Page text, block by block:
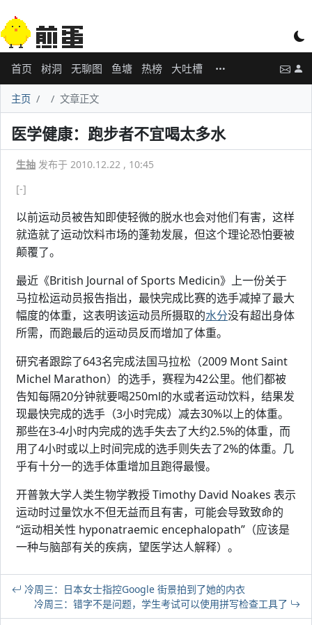
首页 树洞 无聊图 鱼塘 热榜 大吐槽
主页 文章正文
医学健康：跑步者不宜喝太多水
生抽 发布于 2010.12.22 , 10:45
[-]
以前运动员被告知即使轻微的脱水也会对他们有害，这样
就造就了运动饮料市场的蓬勃发展，但这个理论恐怕要被
颠覆了。
最近《British Journal of Sports Medicin》上一份关于
马拉松运动员报告指出，最快完成比赛的选手减掉了最大
幅度的体重，这表明该运动员所摄取的水分没有超出身体
所需，而跑最后的运动员反而增加了体重。
研究者跟踪了643名完成法国马拉松（2009 Mont Saint
Michel Marathon）的选手，赛程为42公里。他们都被
告知每隔20分钟就要喝250ml的水或者运动饮料，结果发
现最快完成的选手（3小时完成）减去30%以上的体重。
那些在3-4小时内完成的选手失去了大约2.5%的体重，而
用了4小时或以上时间完成的选手则失去了2%的体重。几
乎有十分一的选手体重增加且跑得最慢。
开普敦大学人类生物学教授 Timothy David Noakes 表示
运动时过量饮水不但无益而且有害，可能会导致致命的
“运动相关性 hyponatraemic encephalopath”（应该是
一种与脑部有关的疾病，望医学达人解释）。
冷周三：日本女士指控Google 街景拍到了她的内衣
冷周三：错字不是问题，学生考试可以使用拼写检查工具了